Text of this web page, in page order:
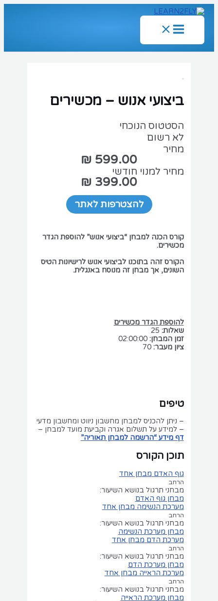
Main
Menu
ביצועי אנוש – מכשירים
הסטטוס הנוכחי
לא רשום
מחיר
מחיר למנוי חודשי
399.00 ₪
להצטרפות לאתר
קורס הכנה למבחן “ביצועי אנוש” להוספת הגדר
מכשירים.
הקורס זהה בתוכנו לביצועי אנוש לרישיונות הטיס
השונים, אך מבחן זה מנוסח באנגלית.
להוספת הגדר מכשירים
שאלות:25
זמן המבחן:02:00:00
ציון מעבר:70
טיפים
– ניתן להכניס למבחן מחשבון ניווט ומחשבון מדעי
– למידע על תשלום אגרה וקביעת מועד למבחן –
דף מידע “הרשמה למבחן תאוריה”
תוכן הקורס
גוף האדםמבחן אחד
הרחב
מבחני תרגול בנושא השיעור:
מבחן גוף האדם
מערכת הנשימהמבחן אחד
הרחב
מבחני תרגול בנושא השיעור:
מבחן מערכת הנשימה
מערכת הדםמבחן אחד
הרחב
מבחני תרגול בנושא השיעור:
מבחן מערכת הדם
מערכת הראייהמבחן אחד
הרחב
מבחני תרגול בנושא השיעור:
מבחן מערכת הראייה